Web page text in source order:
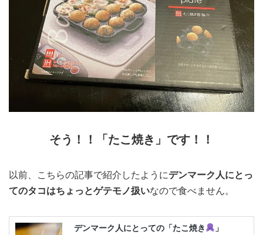
そう！！「たこ焼き」です！！
以前、こちらの記事で紹介したようにデンマーク人にとっ
てのタコはちょっとゲテモノ扱いなので食べません。